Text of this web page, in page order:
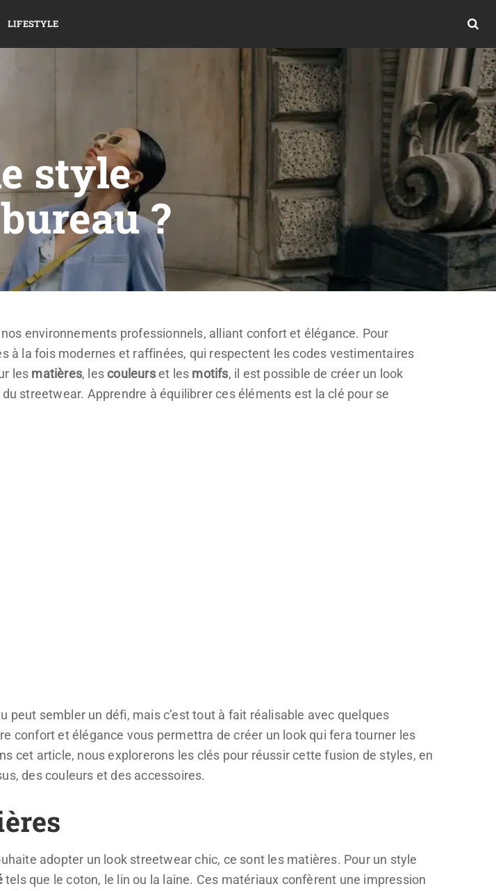
LIFESTYLE
style
?
environnements professionnels, alliant confort et élégance. Pour
à la fois modernes et raffinées, qui respectent les codes vestimentaires
les matières, lescouleurset les motifs, il est possible de créer un look
streetwear. Apprendre à équilibrer ces éléments est la clé pour se
peut sembler un défi, mais c’est tout à fait réalisable avec quelques
confort et élégance vous permettra de créer un look qui fera tourner les
cet article, nous explorerons les clés pour réussir cette fusion de styles, en
des couleurs et des accessoires.
adopter un look streetwear chic, ce sont les matières. Pour un style
tels que le coton, le lin ou la laine. Ces matériaux confèrent une impression